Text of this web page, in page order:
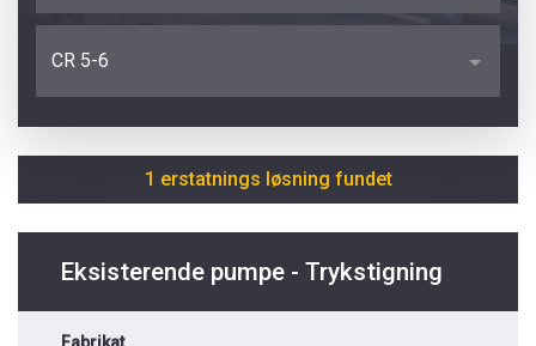
CR 5-6
1 erstatnings løsning fundet
Eksisterende pumpe - Trykstigning